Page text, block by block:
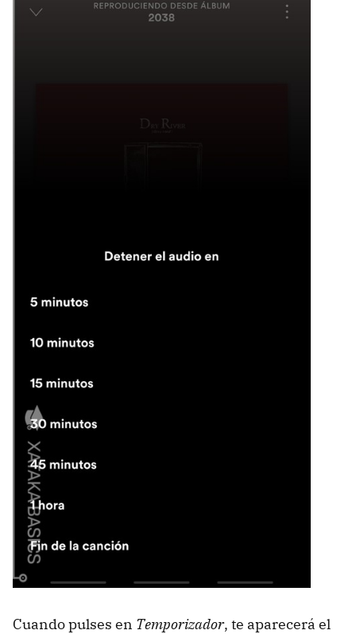
Cuando pulses en Temporizador, te aparecerá el